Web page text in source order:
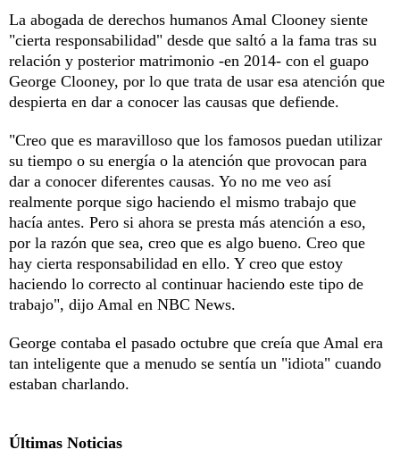
La abogada de derechos humanos Amal Clooney siente
"cierta responsabilidad" desde que saltó a la fama tras su
relación y posterior matrimonio -en 2014- con el guapo
George Clooney, por lo que trata de usar esa atención que
despierta en dar a conocer las causas que defiende.
"Creo que es maravilloso que los famosos puedan utilizar
su tiempo o su energía o la atención que provocan para
dar a conocer diferentes causas. Yo no me veo así
realmente porque sigo haciendo el mismo trabajo que
hacía antes. Pero si ahora se presta más atención a eso,
por la razón que sea, creo que es algo bueno. Creo que
hay cierta responsabilidad en ello. Y creo que estoy
haciendo lo correcto al continuar haciendo este tipo de
trabajo", dijo Amal en NBC News.
George contaba el pasado octubre que creía que Amal era
tan inteligente que a menudo se sentía un "idiota" cuando
estaban charlando.
Últimas Noticias